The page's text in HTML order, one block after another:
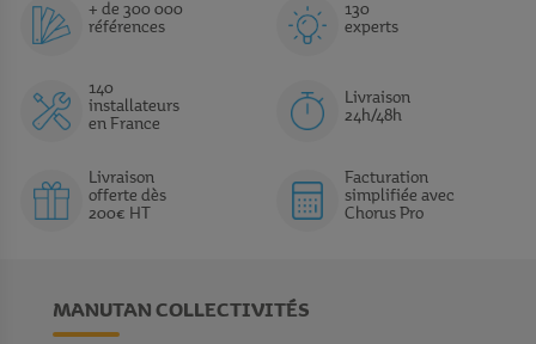
+ de 300 000
références
130
experts
140
installateurs
en France
Livraison
24h/48h
Livraison
offerte dès
200€ HT
Facturation
simplifiée avec
Chorus Pro
MANUTAN COLLECTIVITÉS